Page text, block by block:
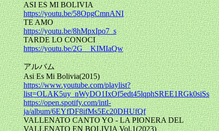
ASI ES MI BOLIVIA
https://youtu.be/58OpgCmnANI
TE AMO
https://youtu.be/8hMpxIpo7_s
TARDE LO CONOCI
https://youtu.be/2G__KIMIaQw
アルバム
Asi Es Mi Bolivia(2015)
https://www.youtube.com/playlist?
list=OLAK5uy_nWyDO1IxOf5edt45lqphSREE1RGk0siSs
https://open.spotify.com/intl-
ja/album/6EYfDF8ifMs5Ec20DHUfQf
VALLENATO CANTO YO - LA PIONERA DEL
VALLENATO EN BOLIVIA Vol.1(2023)